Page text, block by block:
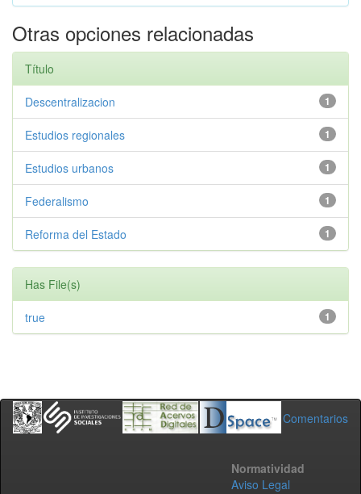
Otras opciones relacionadas
Título
1
Descentralizacion
1
Estudios regionales
1
Estudios urbanos
1
Federalismo
1
Reforma del Estado
Has File(s)
1
true
Comentarios
Normatividad
Aviso Legal